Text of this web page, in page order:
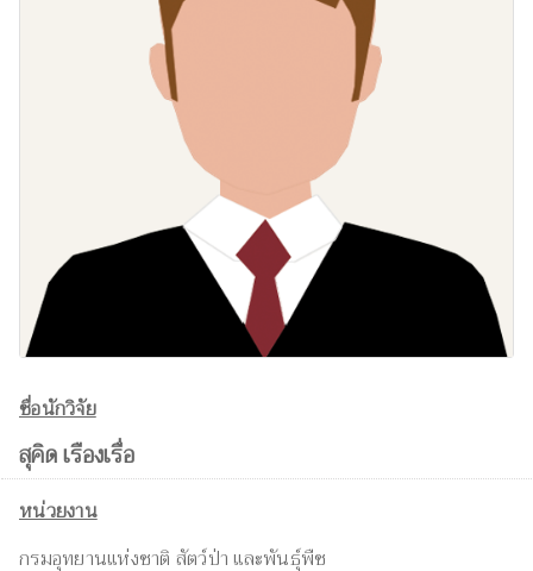
ชื่อนักวิจัย
สุคิด เรืองเรื่อ
หน่วยงาน
กรมอุทยานแห่งชาติ สัตว์ป่า และพันธุ์พืช